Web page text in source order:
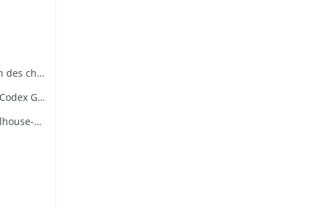
Association pour la restauration et la conservation des châteaux du canton de Wintzenheim. "Portes ouvertes au Plixbourg
Colmar, bibliothèque municipale. Exposition : "le Codex Guta Sintram et le monde des couvents de Marbach et de Schwartzenthann
Opéra du Rhin, saison 1982-1983. Strasbourg-Mulhouse-Colmar